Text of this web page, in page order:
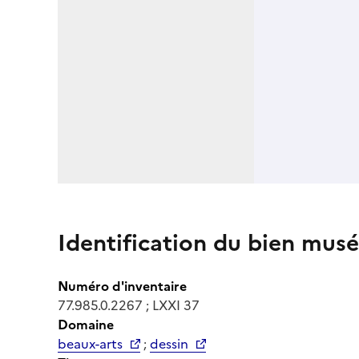
Identification du bien
Numéro d'inventaire
77.985.0.2267 ; LXXI 37
Domaine
beaux-arts
;dessin